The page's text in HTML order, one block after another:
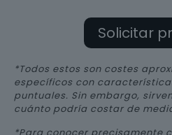
Solicitar
*Todos estos son costes
específicos con
puntuales. Sin embargo,
cuánto podría costar de